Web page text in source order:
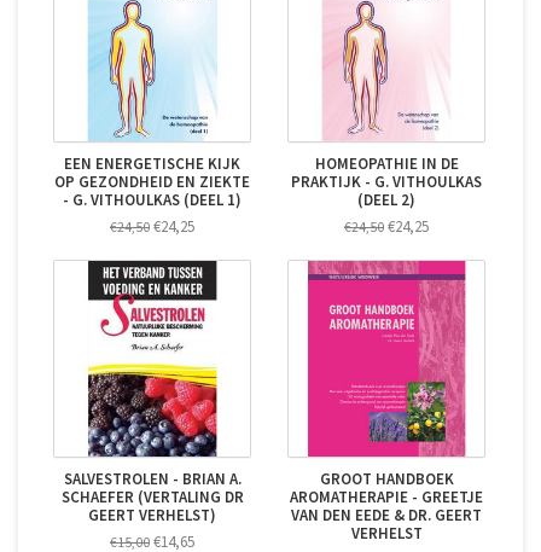
EEN ENERGETISCHE KIJK
OP GEZONDHEID EN ZIEKTE
- G. VITHOULKAS (DEEL 1)
€24,50 €24,25
HOMEOPATHIE IN DE
PRAKTIJK - G. VITHOULKAS
(DEEL 2)
€24,50 €24,25
SALVESTROLEN - BRIAN A.
SCHAEFER (VERTALING DR
GEERT VERHELST)
€15,00 €14,65
GROOT HANDBOEK
AROMATHERAPIE - GREETJE
VAN DEN EEDE & DR. GEERT
VERHELST